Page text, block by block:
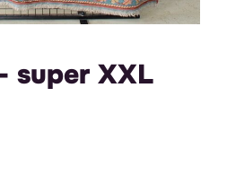
super XXL